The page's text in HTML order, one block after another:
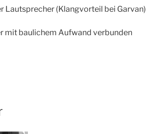
Lautsprecher (Klangvorteil bei Garvan)
mit baulichem Aufwand verbunden